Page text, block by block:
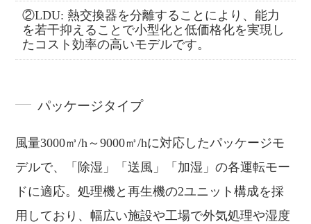
②LDU: 熱交換器を分離することにより、能力
を若干抑えることで小型化と低価格化を実現し
たコスト効率の高いモデルです。
パッケージタイプ
風量3000㎥/h～9000㎥/hに対応したパッケージモ
デルで、「除湿」「送風」「加湿」の各運転モー
ドに適応。処理機と再生機の2ユニット構成を採
用しており、幅広い施設や工場で外気処理や湿度